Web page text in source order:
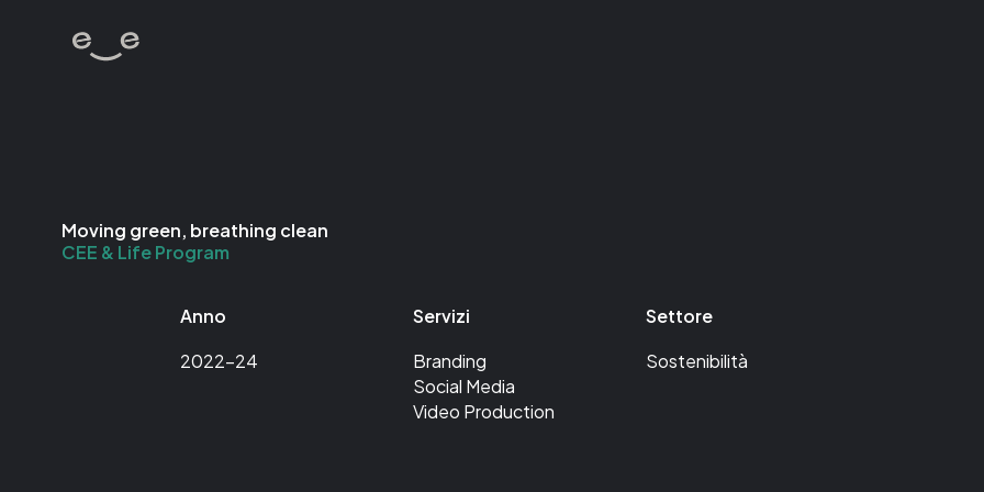
Moving green, breathing clean
CEE & Life Program
Anno
2022-24
Servizi
Branding
Social Media
Video Production
Settore
Sostenibilità